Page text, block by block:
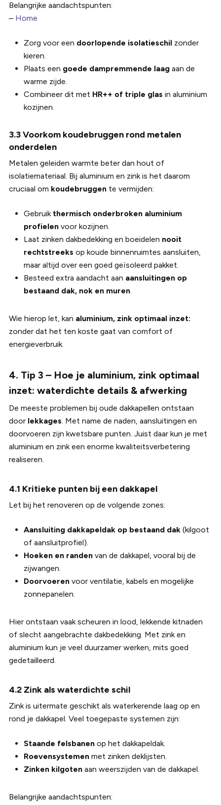
Belangrijke aandachtspunten:
– Home
Zorg voor een doorlopende isolatieschilzonder
kieren.
Plaats een goede dampremmende laagaan de
warme zijde.
Combineer dit met HR++ of triple glas in aluminium
kozijnen.
3.3 Voorkom koudebruggen rond metalen
onderdelen
Metalen geleiden warmte beter dan hout of
isolatiemateriaal. Bij aluminium en zink is het daarom
cruciaal om koudebruggente vermijden:
Gebruik thermisch onderbroken aluminium
profielenvoor kozijnen.
Laat zinken dakbedekking en boeidelen nooit
rechtstreeks op koude binnenruimtes aansluiten,
maar altijd over een goed geïsoleerd pakket.
Besteed extra aandacht aan aansluitingen op
bestaand dak, nok en muren.
Wie hierop let, kan aluminium, zink optimaal inzet:
zonder dat het ten koste gaat van comfort of
energieverbruik.
4. Tip 3 – Hoe je aluminium, zink optimaal
inzet: waterdichte details & afwerking
De meeste problemen bij oude dakkapellen ontstaan
door lekkages. Met name de naden, aansluitingen en
doorvoeren zijn kwetsbare punten. Juist daar kun je met
aluminium en zink een enorme kwaliteitsverbetering
realiseren.
4.1 Kritieke punten bij een dakkapel
Let bij het renoveren op de volgende zones:
Aansluiting dakkapeldak op bestaand dak(kilgoot
of aansluitprofiel).
Hoeken en randenvan de dakkapel, vooral bij de
zijwangen.
Doorvoerenvoor ventilatie, kabels en mogelijke
zonnepanelen.
Hier ontstaan vaak scheuren in lood, lekkende kitnaden
of slecht aangebrachte dakbedekking. Met zink en
aluminium kun je veel duurzamer werken, mits goed
gedetailleerd.
4.2 Zink als waterdichte schil
Zink is uitermate geschikt als waterkerende laag op en
rond je dakkapel. Veel toegepaste systemen zijn:
Staande felsbanenop het dakkapeldak.
Roevensystemenmet zinken deklijsten.
Zinken kilgotenaan weerszijden van de dakkapel.
Belangrijke aandachtspunten: